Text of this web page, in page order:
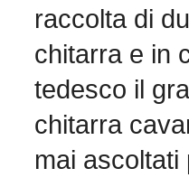
raccolta di
chitarra e in
tedesco il
chitarra
mai ascoltati